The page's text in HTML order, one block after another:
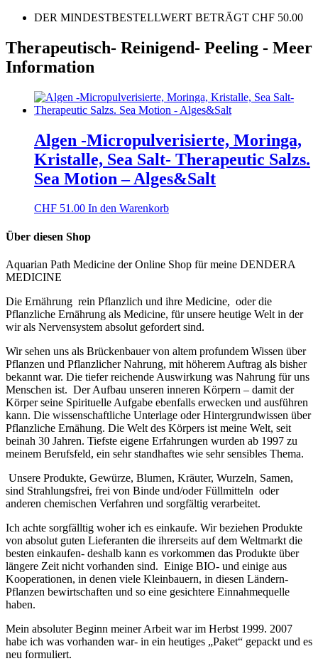
DER MINDESTBESTELLWERT BETRÄGT CHF 50.00
Therapeutisch- Reinigend- Peeling - Meer
Information
Algen -Micropulverisierte, Moringa,
Kristalle, Sea Salt- Therapeutic Salzs.
Sea Motion – Alges&Salt
CHF 51.00 In den Warenkorb
Über diesen Shop
Aquarian Path Medicine der Online Shop für meine DENDERA
MEDICINE
Die Ernährung rein Pflanzlich und ihre Medicine, oder die
Pflanzliche Ernährung als Medicine, für unsere heutige Welt in der
wir als Nervensystem absolut gefordert sind.
Wir sehen uns als Brückenbauer von altem profundem Wissen über
Pflanzen und Pflanzlicher Nahrung, mit höherem Auftrag als bisher
bekannt war. Die tiefer reichende Auswirkung was Nahrung für uns
Menschen ist. Der Aufbau unseren inneren Körpern – damit der
Körper seine Spirituelle Aufgabe ebenfalls erwecken und ausführen
kann. Die wissenschaftliche Unterlage oder Hintergrundwissen über
Pflanzliche Ernähung. Die Welt des Körpers ist meine Welt, seit
beinah 30 Jahren. Tiefste eigene Erfahrungen wurden ab 1997 zu
meinem Berufsfeld, ein sehr standhaftes wie sehr sensibles Thema.
Unsere Produkte, Gewürze, Blumen, Kräuter, Wurzeln, Samen,
sind Strahlungsfrei, frei von Binde und/oder Füllmitteln oder
anderen chemischen Verfahren und sorgfältig verarbeitet.
Ich achte sorgfälltig woher ich es einkaufe. Wir beziehen Produkte
von absolut guten Lieferanten die ihrerseits auf dem Weltmarkt die
besten einkaufen- deshalb kann es vorkommen das Produkte über
längere Zeit nicht vorhanden sind. Einige BIO- und einige aus
Kooperationen, in denen viele Kleinbauern, in diesen Ländern-
Pflanzen bewirtschaften und so eine gesichtere Einnahmequelle
haben.
Mein absoluter Beginn meiner Arbeit war im Herbst 1999. 2007
habe ich was vorhanden war- in ein heutiges „Paket“ gepackt und es
neu formuliert.